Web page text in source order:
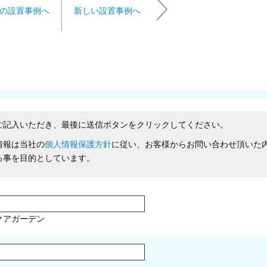
設置事例へ 新しい設置事例へ
入いただき、最後に送信ボタンをクリックしてください。
報は当社の個人情報保護方針に従い、お客様からお問い合わせ頂いた
を目的としています。
アガーデン